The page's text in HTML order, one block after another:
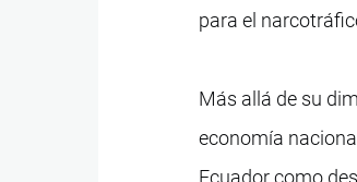
para el
Más allá de su
economía
Ecuador como